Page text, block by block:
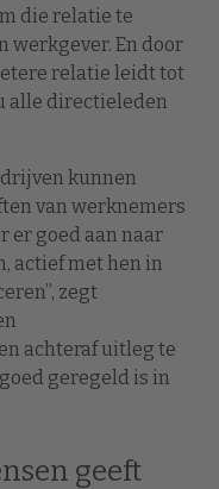
die relatie te
werkgever. En door
relatie leidt tot
alle directieleden
kunnen
van werknemers
er goed aan naar
actief met hen in
zegt
achteraf uitleg te
geregeld is in
geeft